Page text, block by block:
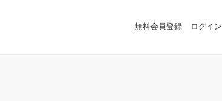
無料会員登録 ログイン